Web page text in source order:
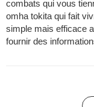
combats qui vous
omha tokita qui fait
simple mais efficace
fournir des